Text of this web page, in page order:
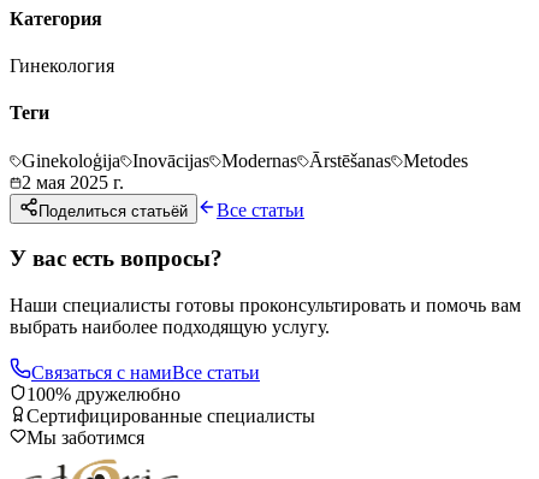
Категория
Гинекология
Теги
Ginekoloģija Inovācijas Modernas Ārstēšanas Metodes
2 мая 2025 г.
Поделиться статьёй Все статьи
У вас есть вопросы?
Наши специалисты готовы проконсультировать и помочь вам
выбрать наиболее подходящую услугу.
Связаться с намиВсе статьи
100% дружелюбно
Сертифицированные специалисты
Мы заботимся